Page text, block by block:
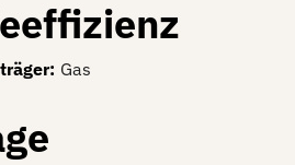
: Gas